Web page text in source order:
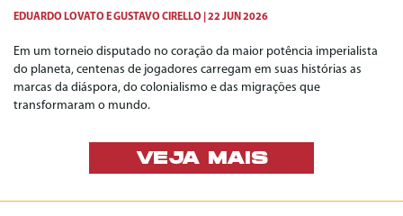
EDUARDO LOVATOEGUSTAVO CIRELLO 22 JUN 2026
Em um torneio disputado no coração da maior potência imperialista
do planeta, centenas de jogadores carregam em suas histórias as
marcas da diáspora, do colonialismo e das migrações que
transformaram o mundo.
VEJA MAIS